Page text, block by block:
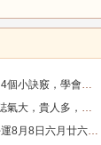
學會以後輕鬆脫單！_過程_星座_異性
和事業雙豐收的四個星座_人生道路_方面_星象
六，吉利的屬相有哪些？_合作_金氣漸_投資